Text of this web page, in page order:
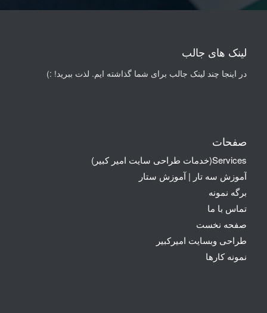
لینک های جالب
در اینجا چند لینک جالب برای شما گذاشته ایم. لذت ببرید! :)
صفحات
Services(خدمات طراحی سایت امیر کبیر)
آموزش سه تار | آموزش ستار
برگه نمونه
تماس با ما
صفحه نخست
طراحی وبسایت امیرکبیر
نمونه کارها